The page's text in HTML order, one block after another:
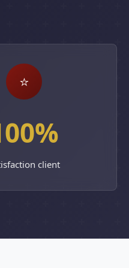
⭐
client